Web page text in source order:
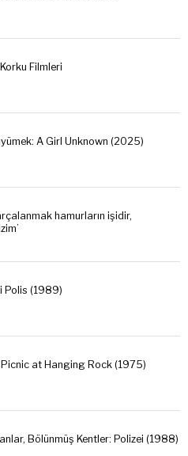
Filmleri
A Girl Unknown (2025)
hamurların işidir,
Polis (1989)
Picnic at Hanging Rock (1975)
Bölünmüş Kentler: Polizei (1988)